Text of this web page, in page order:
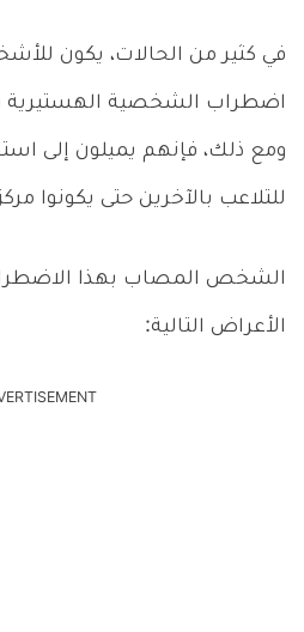
في كثير من الحالات، يكون
اضطراب الشخصية الهستيرية
ومع ذلك، فإنهم يميلون إلى
للتلاعب بالآخرين حتى يكونوا
الشخص المصاب بهذا
الأعراض التالية: